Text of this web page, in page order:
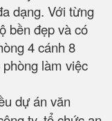
dạng. Với từng
bền đẹp và có
4 cánh 8
làm việc
dự án văn